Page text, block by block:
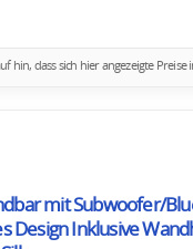
hin, dass sich hier angezeigte
mit Subwoofer/
Design Inklusive